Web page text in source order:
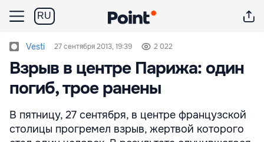
RU
Vesti 27 сентября 2013, 19:39 2 022
Взрыв в центре Парижа: один
погиб, трое ранены
В пятницу, 27 сентября, в центре французской
столицы прогремел взрыв, жертвой которого